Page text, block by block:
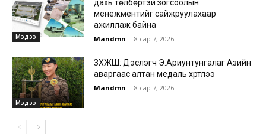
Мэдээ
дахь төлбөртэй зогсоолын
менежментийг сайжруулахаар
ажиллаж байна
Mandmn - 8 сар 7, 2026
Мэдээ
ЗХЖШ: Дэслэгч Э.Ариунтунгалаг Азийн
аваргаас алтан медаль хүртлээ
Mandmn - 8 сар 7, 2026